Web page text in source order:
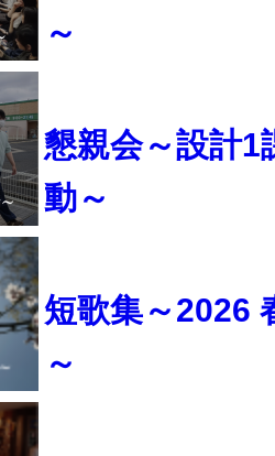
～
懇親会～設計1
動～
短歌集～2026
～